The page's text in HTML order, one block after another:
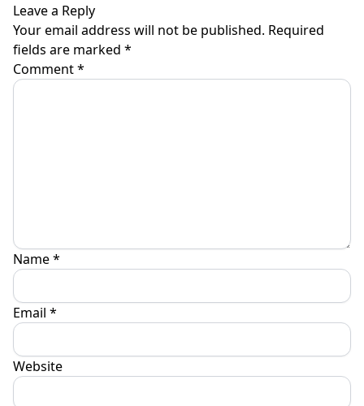
Leave a Reply
Your email address will not be published. Required
fields are marked *
Comment*
Name*
Email *
Website